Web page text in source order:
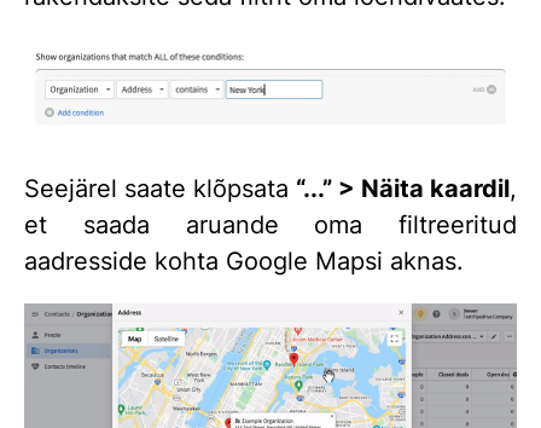
Seejärel saate klõpsata “...” > Näita kaardil,
et saada aruande oma filtreeritud
aadresside kohta Google Mapsi aknas.